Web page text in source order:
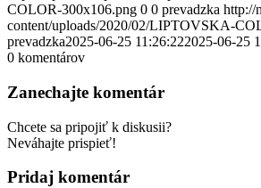
COLOR-300x106.png 0 0 prevadzka http://
content/uploads/2020/02/LIPTOVSKA-
prevadzka2025-06-25 11:26:222025-06-25
0 komentárov
Zanechajte komentár
Chcete sa pripojiť k diskusii?
Neváhajte prispieť!
Pridaj komentár